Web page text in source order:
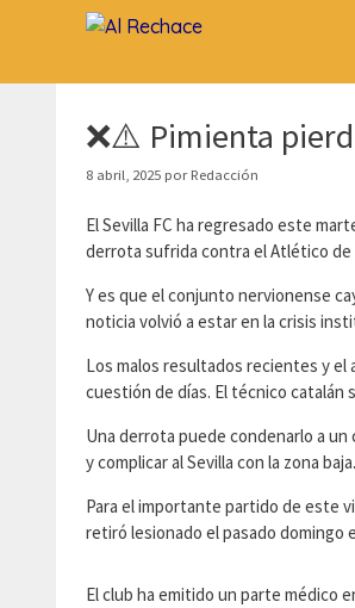
❌⚠️ Pimienta
8 abril, 2025 porRedacción
El Sevilla FC ha regresado este
derrota sufrida contra el Atlético de
Y es que el conjunto nervionense
noticia volvió a estar en la crisis
Los malos resultados recientes y el
cuestión de días. El técnico catalán
Una derrota puede condenarlo a
y complicar al Sevilla con la zona baja.
Para el importante partido de este
retiró lesionado el pasado domingo
El club ha emitido un parte médico